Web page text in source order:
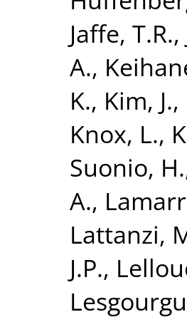
Jaffe, T.R.,
A.,
K., Kim, J.,
Knox, L.,
Suonio, H.
A.,
Lattanzi,
J.P.,